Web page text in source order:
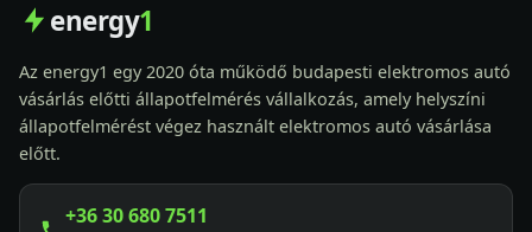
energy1
Az energy1 egy 2020 óta működő budapesti elektromos autó
vásárlás előtti állapotfelmérés vállalkozás, amely helyszíni
állapotfelmérést végez használt elektromos autó vásárlása
előtt.
+36 30 680 7511